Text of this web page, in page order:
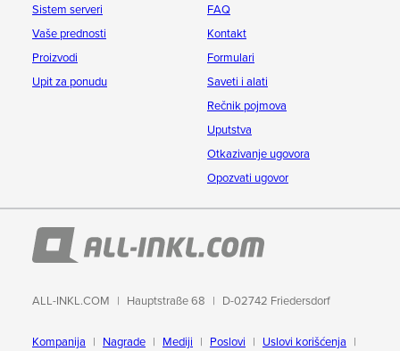
Sistem serveri
Vaše prednosti
Proizvodi
Upit za ponudu
FAQ
Kontakt
Formulari
Saveti i alati
Rečnik pojmova
Uputstva
Otkazivanje ugovora
Opozvati ugovor
ALL-INKL.COM Hauptstraße 68 D-02742 Friedersdorf
Kompanija Nagrade Mediji Poslovi Uslovi korišćenja